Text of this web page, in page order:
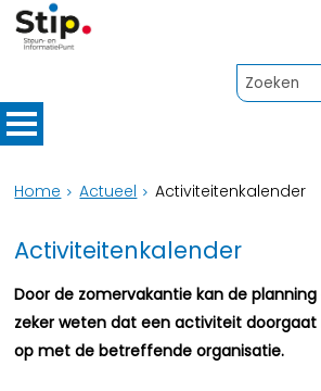
Home Actueel Activiteitenkalender
Activiteitenkalender
Door de zomervakantie kan de planning
zeker weten dat een activiteit
op met de betreffende organisatie.